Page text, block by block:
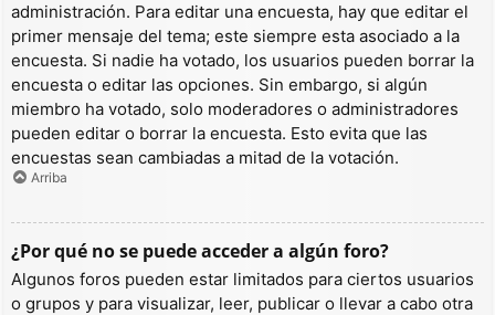
administración. Para editar una encuesta, hay que editar el
primer mensaje del tema; este siempre esta asociado a la
encuesta. Si nadie ha votado, los usuarios pueden borrar la
encuesta o editar las opciones. Sin embargo, si algún
miembro ha votado, solo moderadores o administradores
pueden editar o borrar la encuesta. Esto evita que las
encuestas sean cambiadas a mitad de la votación.
Arriba
¿Por qué no se puede acceder a algún foro?
Algunos foros pueden estar limitados para ciertos usuarios
o grupos y para visualizar, leer, publicar o llevar a cabo otra